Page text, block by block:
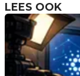
LEES OOK